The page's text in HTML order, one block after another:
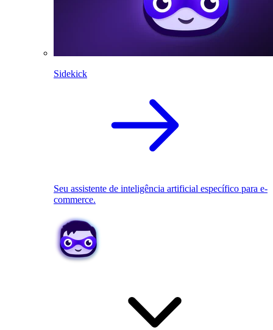
Sidekick
Seu assistente de inteligência artificial específico para e-
commerce.